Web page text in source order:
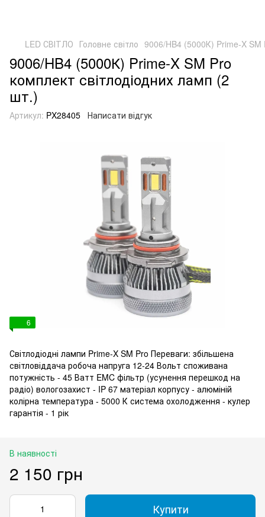
LED СВІТЛО Головне світло 9006/HB4 (5000К) Prime-X
9006/HB4 (5000К) Prime-X SM Pro
комплект світлодіодних ламп (2
шт.)
Артикул: PX28405 Написати відгук
6
Світлодіодні лампи Prime-X SM Pro Переваги: збільшена
світловіддача робоча напруга 12-24 Вольт споживана
потужність - 45 Ватт EMC фільтр (усунення перешкод на
радіо) вологозахист - IP 67 матеріал корпусу - алюміній
колірна температура - 5000 К система охолодження - кулер
гарантія - 1 рік
В наявності
2 150 грн
Купити